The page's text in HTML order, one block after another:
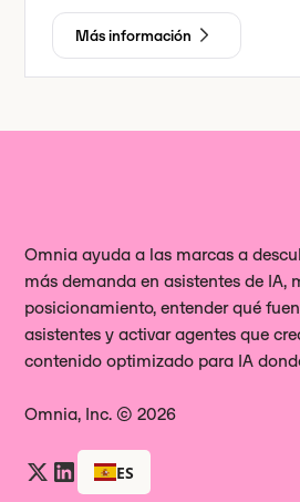
Más información
Omnia ayuda a las marcas a
más demanda en asistentes de IA,
posicionamiento, entender qué
asistentes y activar agentes que
contenido optimizado para IA
Omnia, Inc. © 2026
ES